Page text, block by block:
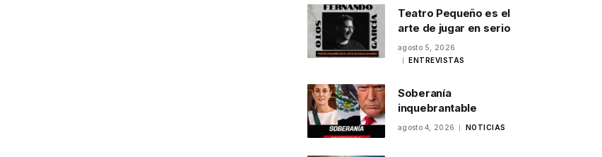
Teatro Pequeño es el
arte de jugar en serio
agosto 5, 2026
ENTREVISTAS
Soberanía
inquebrantable
agosto 4, 2026 NOTICIAS